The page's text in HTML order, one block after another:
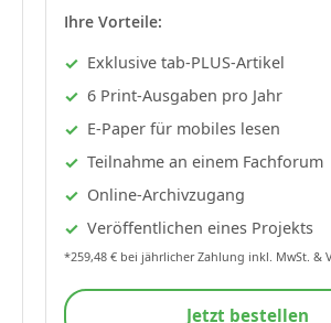
Ihre Vorteile:
Exklusive tab-PLUS-Artikel
6 Print-Ausgaben pro Jahr
E-Paper für mobiles lesen
Teilnahme an einem Fachforum
Online-Archivzugang
Veröffentlichen eines Projekts
*259,48 € bei jährlicher Zahlung inkl. MwSt. &
Jetzt bestellen